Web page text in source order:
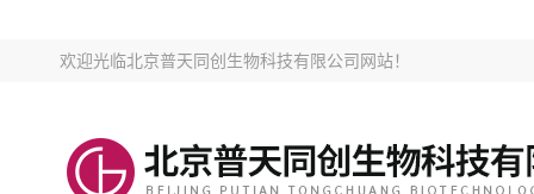
欢迎光临北京普天同创生物科技有限公司网站！